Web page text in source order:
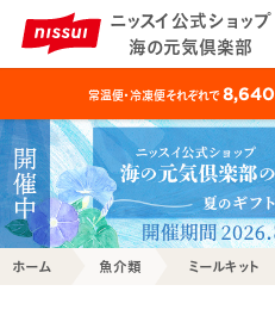
ニッスイ公式ショップ
海の元気倶楽部
常温便・冷凍便それぞれで8,640
ホーム 魚介類 ミールキット